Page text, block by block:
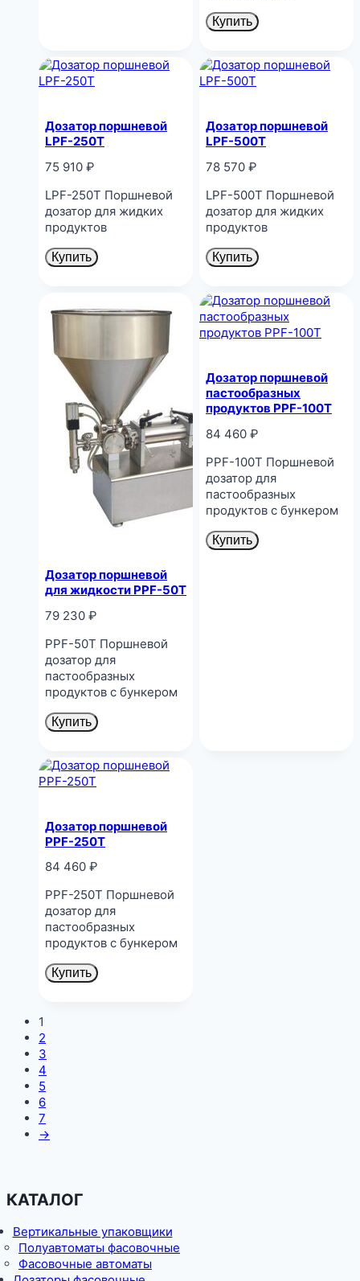
Купить
Дозатор поршневой
LPF-250T
75 910 ₽
LPF-250T Поршневой
дозатор для жидких
продуктов
Купить
Дозатор поршневой
LPF-500T
78 570 ₽
LPF-500T Поршневой
дозатор для жидких
продуктов
Купить
Дозатор поршневой
для жидкости PPF-50T
79 230 ₽
PPF-50T Поршневой
дозатор для
пастообразных
продуктов с бункером
Купить
Дозатор поршневой
пастообразных
продуктов PPF-100T
84 460 ₽
PPF-100T Поршневой
дозатор для
пастообразных
продуктов с бункером
Купить
Дозатор поршневой
PPF-250T
84 460 ₽
PPF-250T Поршневой
дозатор для
пастообразных
продуктов с бункером
Купить
1
2
3
4
5
6
7
→
КАТАЛОГ
Вертикальные упаковщики
Полуавтоматы фасовочные
Фасовочные автоматы